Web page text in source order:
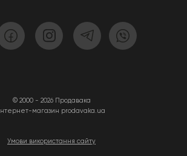
© 2000 - 2026 Продавака
Інтернет-магазин prodavaka.ua
Умови використання сайту